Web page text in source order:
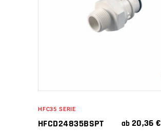
IN DEN WARENKORB
HFC35 SERIE
HFCD24835BSPT ab 20,36€